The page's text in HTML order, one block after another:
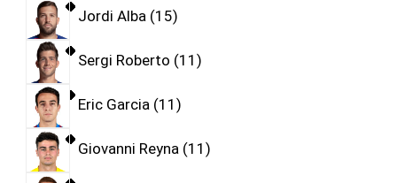
Jordi Alba 15
Sergi Roberto 11
Eric Garcia 11
Giovanni Reyna 11